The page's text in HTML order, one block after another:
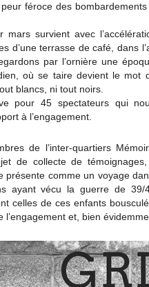
féroce des
survient avec
d’une terrasse de café, dans
par l’ornière une
où se taire devient le mot
blancs, ni tout noirs.
pour 45 spectateurs qui
à l’engagement.
de l’inter-quartiers
de collecte de
présente comme un voyage
ayant vécu la guerre de
celles de ces enfants
l’engagement et, bien